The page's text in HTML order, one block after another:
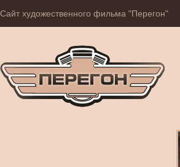
Сайт художественного фильма "Перегон"